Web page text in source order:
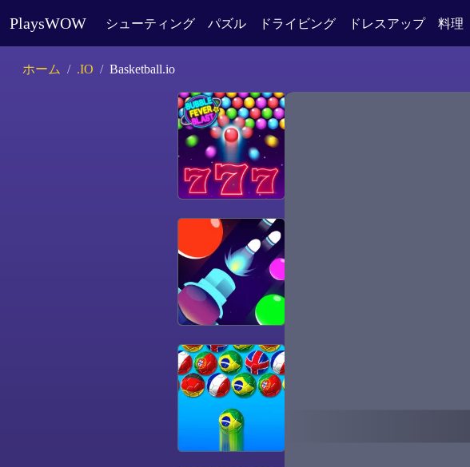
PlaysWOW シューティング パズル ドライビング ドレスアップ 料理
ホーム .IO Basketball.io